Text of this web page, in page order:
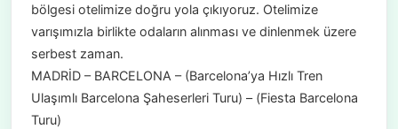
bölgesi otelimize doğru yola çıkıyoruz. Otelimize
varışımızla birlikte odaların alınması ve dinlenmek üzere
serbest zaman.
MADRİD – BARCELONA – (Barcelona’ya Hızlı Tren
Ulaşımlı Barcelona Şaheserleri Turu) – (Fiesta Barcelona
Turu)